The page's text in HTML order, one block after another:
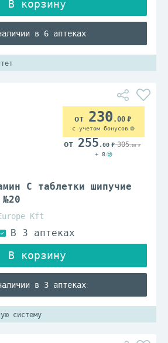
в 6 аптеках
C таблетки шипучие
Kft
в 3 аптеках
230 .00
с учетом бонусов
255 .00 305.00
+ 8
систему